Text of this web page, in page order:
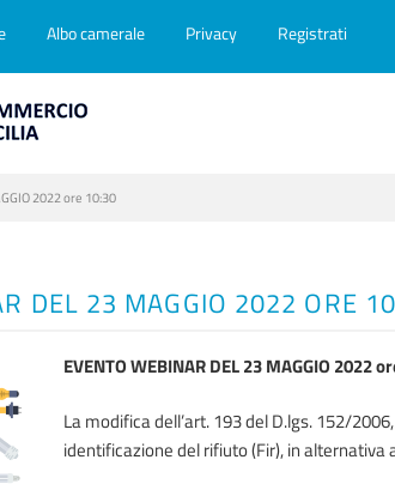
Albo camerale Privacy Registrati
2022 ore 10:30
DEL 23 MAGGIO 2022 ORE
EVENTO WEBINAR DEL 23 MAGGIO 2022
La modifica dell’art. 193 del D.lgs. 152/
identificazione del rifiuto (Fir), in alternativa